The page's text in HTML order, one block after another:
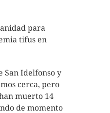
para
tifus en
San Idelfonso y
cerca, pero
muerto 14
de momento